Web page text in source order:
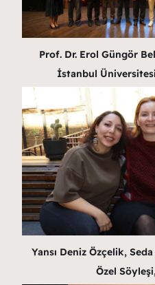
Prof. Dr. Erol Güngör
İstanbul
Yansı Deniz Özçelik,
Özel